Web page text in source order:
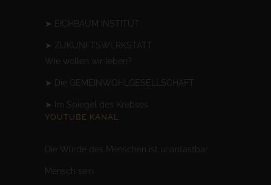
➤ EICHBAUM INSTITUT
➤ ZUKUNFTSWERKSTATT
Wie wollen wir leben?
➤ Die GEMEINWOHLGESELLSCHAFT
➤ Im Spiegel des Krebses
YOUTUBE KANAL
Die Würde des Menschen ist unantastbar
Mensc h sein